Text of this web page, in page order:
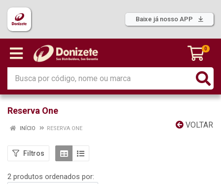
Baixe já nosso APP
0
Reserva One
VOLTAR
INÍCIO RESERVA ONE
Filtros
2 produtos ordenados por: